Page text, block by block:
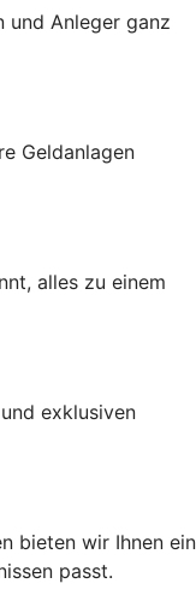
und Anleger ganz
Geldanlagen
alles zu einem
exklusiven
bieten wir Ihnen ein
passt.